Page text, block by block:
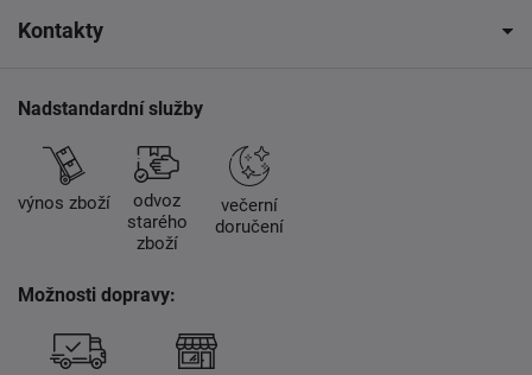
Kontakty
Nadstandardní služby
výnos zboží
odvoz
starého
zboží
večerní
doručení
Možnosti dopravy: